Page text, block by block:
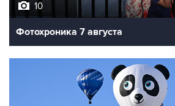
10
Фотохроника 7 августа